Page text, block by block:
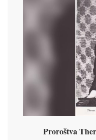
Proroštva